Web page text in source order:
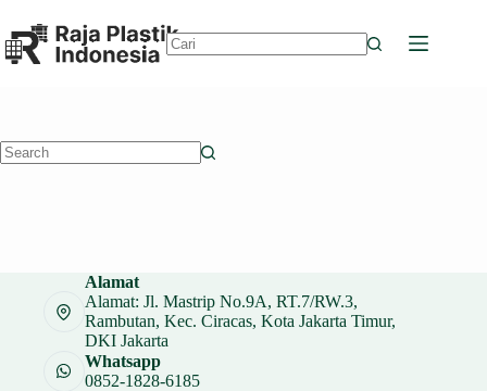
to
content
Alamat
Alamat: Jl. Mastrip No.9A, RT.7/RW.3,
Rambutan, Kec. Ciracas, Kota Jakarta Timur,
DKI Jakarta
Whatsapp
0852-1828-6185